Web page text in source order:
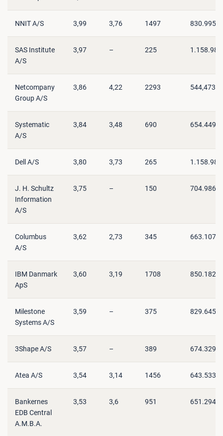
NNIT A/S 3,99 3,76 1497 830.995
SAS Institute
A/S
3,97 – 225 1.158.988
Netcompany
Group A/S
3,86 4,22 2293 544,473
Systematic
A/S
3,84 3,48 690 654.449
Dell A/S 3,80 3,73 265 1.158.988
J. H. Schultz
Information
A/S
3,75 – 150 704.986
Columbus
A/S
3,62 2,73 345 663.107
IBM Danmark
ApS
3,60 3,19 1708 850.182
Milestone
Systems A/S
3,59 – 375 829.645
3Shape A/S 3,57 – 389 674.329
Atea A/S 3,54 3,14 1456 643.533
Bankernes
EDB Central
A.M.B.A.
3,53 3,6 951 651.294